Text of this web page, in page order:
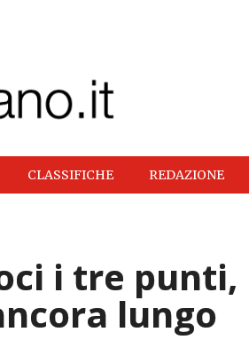
CLASSIFICHE REDAZIONE
i tre punti,
lungo